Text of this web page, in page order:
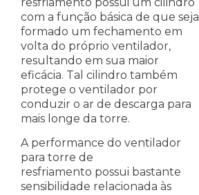
com a função básica de que seja
formado um fechamento em
volta do próprio ventilador,
resultando em sua maior
eficácia. Tal cilindro também
protege o ventilador por
conduzir o ar de descarga para
mais longe da torre.
A performance do ventilador
para torre de
resfriamento possui bastante
sensibilidade relacionada às